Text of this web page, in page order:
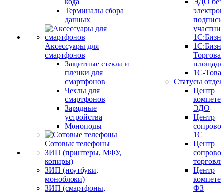
кода
Терминалы сбора
данных
Аксессуары для
смартфонов
Защитные стекла и
пленки для
смартфонов
Чехлы для
смартфонов
Зарядные
устройства
Моноподы
Сотовые телефоны
ЗИП (принтеры, МФУ,
копиры)
ЗИП (ноутбуки,
моноблоки)
ЗИП (смартфоны,
ЭДО
1С-
Статусы
Центр
ЭДО
Центр
1С
Центр
Центр
ФЗ